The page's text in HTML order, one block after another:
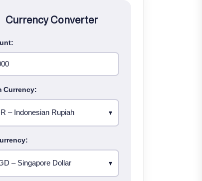
Currency Converter
Currency: